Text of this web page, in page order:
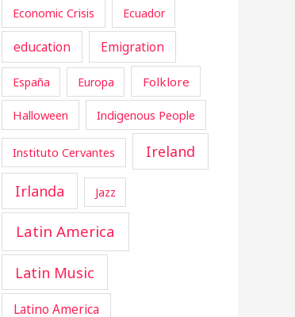
Economic Crisis Ecuador
education Emigration
España Europa Folklore
Halloween Indigenous People
Instituto Cervantes Ireland
Irlanda Jazz
Latin America
Latin Music
Latino America